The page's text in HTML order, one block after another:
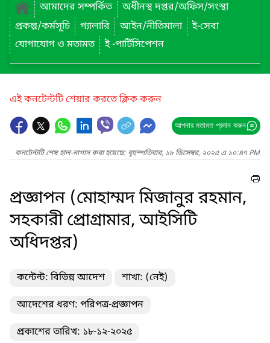
আমাদের সম্পর্কিত
অধীনস্থ দপ্তর/অফিস/সংস্থা
প্রকল্প/কর্মসূচি
গ্যালারি আইন/নীতিমালা
ই-সেবা
যোগাযোগ ও মতামত
ই -পার্টিসিপেশন
এই কনটেন্টটি শেয়ার করতে ক্লিক করুন
আপনার মতামত প্রদান করুন
কনটেন্টটি শেষ হাল-নাগাদ করা হয়েছে: বৃহস্পতিবার, ১৮ ডিসেম্বর, ২০২৫ এ ১০:৪৭ PM
প্রজ্ঞাপন (মোহাম্মদ মিজানুর রহমান,
সহকারী প্রোগ্রামার, আইসিটি
অধিদপ্তর)
কন্টেন্ট: বিভিন্ন আদেশ শাখা: (নেই)
আদেশের ধরণ: পরিপত্র-প্রজ্ঞাপন
প্রকাশের তারিখ: ১৮-১২-২০২৫